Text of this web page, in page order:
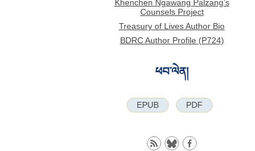
Khenchen Ngawang Palzang’s
Counsels Project
Treasury of Lives Author Bio
BDRC Author Profile (P724)
ཕབ་ལེན།
EPUB PDF